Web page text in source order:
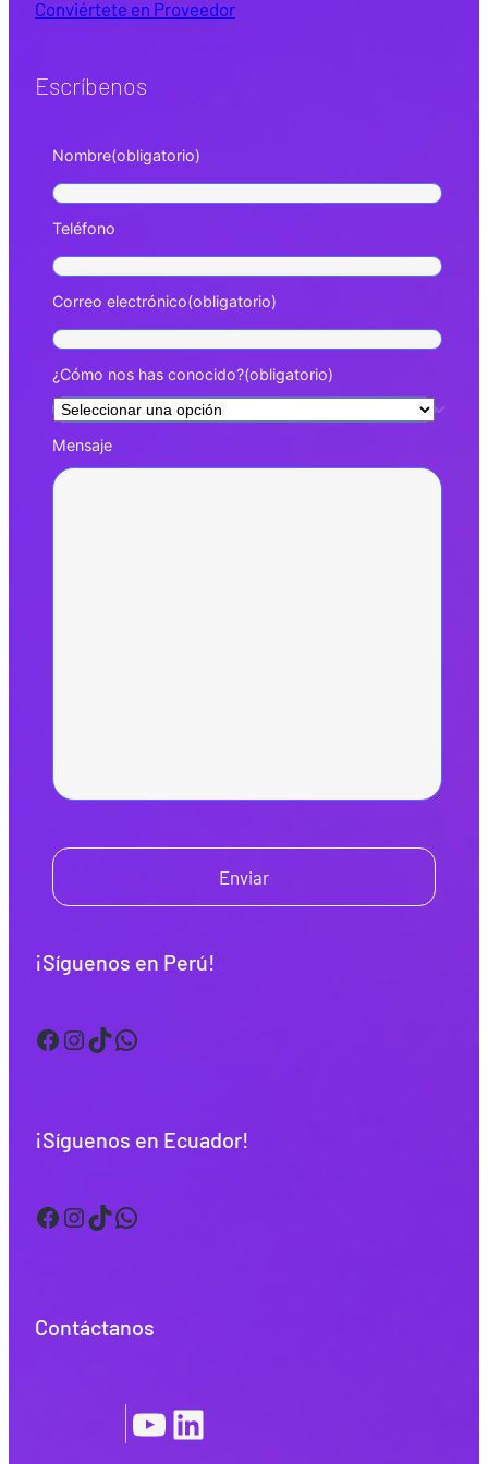
Conviértete en Proveedor
Escríbenos
Nombre(obligatorio)
Teléfono
Correo electrónico(obligatorio)
¿Cómo nos has conocido?(obligatorio)
Mensaje
Enviar
¡Síguenos en Perú!
Facebook InstagramTikTok WhatsApp
¡Síguenos en Ecuador!
Facebook InstagramTikTok WhatsApp
Contáctanos
YouTube LinkedIn